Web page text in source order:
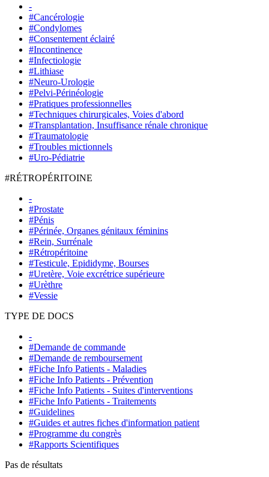
-
#Cancérologie
#Condylomes
#Consentement éclairé
#Incontinence
#Infectiologie
#Lithiase
#Neuro-Urologie
#Pelvi-Périnéologie
#Pratiques professionnelles
#Techniques chirurgicales, Voies d'abord
#Transplantation, Insuffisance rénale chronique
#Traumatologie
#Troubles mictionnels
#Uro-Pédiatrie
#RÉTROPÉRITOINE
-
#Prostate
#Pénis
#Périnée, Organes génitaux féminins
#Rein, Surrénale
#Rétropéritoine
#Testicule, Epididyme, Bourses
#Uretère, Voie excrétrice supérieure
#Urèthre
#Vessie
TYPE DE DOCS
-
#Demande de commande
#Demande de remboursement
#Fiche Info Patients - Maladies
#Fiche Info Patients - Prévention
#Fiche Info Patients - Suites d'interventions
#Fiche Info Patients - Traitements
#Guidelines
#Guides et autres fiches d'information patient
#Programme du congrès
#Rapports Scientifiques
Pas de résultats